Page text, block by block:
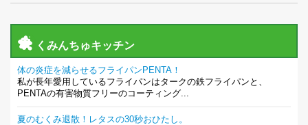
くみんちゅキッチン
体の炎症を減らせるフライパンPENTA！
私が長年愛用しているフライパンはタークの鉄フライパンと、
PENTAの有害物質フリーのコーティング...
夏のむくみ退散！レタスの30秒おひたし。